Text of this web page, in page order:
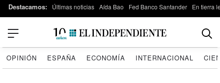
Destacamos: Últimas noticias Aída Bao Fed Banco Santander En tierra
OPINIÓN ESPAÑA ECONOMÍA INTERNACIONAL